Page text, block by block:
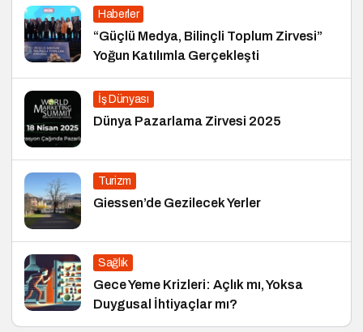
Haberler
“Güçlü Medya, Bilinçli Toplum Zirvesi”
Yoğun Katılımla Gerçekleşti
İş Dünyası
Dünya Pazarlama Zirvesi 2025
Turizm
Giessen’de Gezilecek Yerler
Sağlık
Gece Yeme Krizleri: Açlık mı, Yoksa
Duygusal İhtiyaçlar mı?